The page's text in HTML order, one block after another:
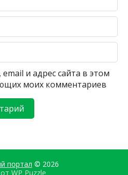
и адрес сайта в этом
моих комментариев
портал © 2026
WP Puzzle